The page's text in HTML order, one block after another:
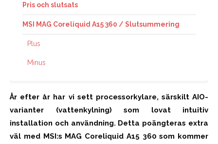
Pris och slutsats
MSI MAG Coreliquid A15 360 / Slutsummering
Plus
Minus
År efter år har vi sett processorkylare, särskilt AIO-
varianter (vattenkylning) som lovat intuitiv
installation och användning. Detta poängteras extra
väl med MSI:s MAG Coreliquid A15 360 som kommer